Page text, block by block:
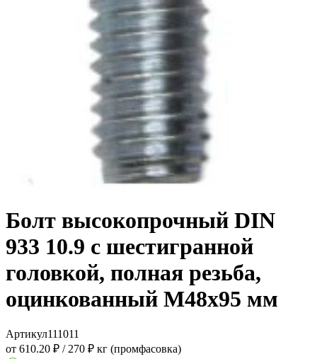
Болт высокопрочный DIN
933 10.9 с шестигранной
головкой, полная резьба,
оцинкованный M48x95 мм
Артикул111011
от 610.20 ₽ / 270 ₽ кг (промфасовка)